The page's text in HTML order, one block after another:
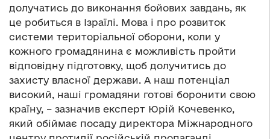
долучатись до виконання бойових завдань, як
це робиться в Ізраїлі. Мова і про розвиток
системи територіальної оборони, коли у
кожного громадянина є можливість пройти
відповідну підготовку, щоб долучитись до
захисту власної держави. А наш потенціал
високий, наші громадяни готові боронити свою
країну, – зазначив експерт Юрій Кочевенко,
який обіймає посаду директора Міжнародного